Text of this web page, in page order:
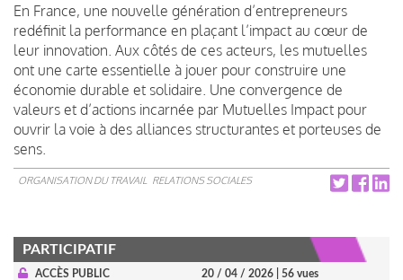
En France, une nouvelle génération d’entrepreneurs
redéfinit la performance en plaçant l’impact au cœur de
leur innovation. Aux côtés de ces acteurs, les mutuelles
ont une carte essentielle à jouer pour construire une
économie durable et solidaire. Une convergence de
valeurs et d’actions incarnée par Mutuelles Impact pour
ouvrir la voie à des alliances structurantes et porteuses de
sens.
ORGANISATION DU TRAVAIL RELATIONS SOCIALES
PARTICIPATIF
ACCÈS PUBLIC 20 / 04 / 2026 | 56 vues